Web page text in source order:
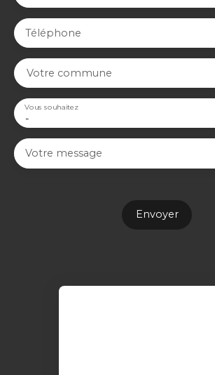
Téléphone
Votre commune
-
Vous souhaitez
Votre message
Envoyer